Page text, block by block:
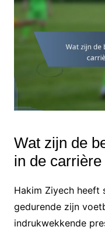
Wat zijn de
in de
Hakim Ziyech heeft
gedurende zijn
indrukwekkende